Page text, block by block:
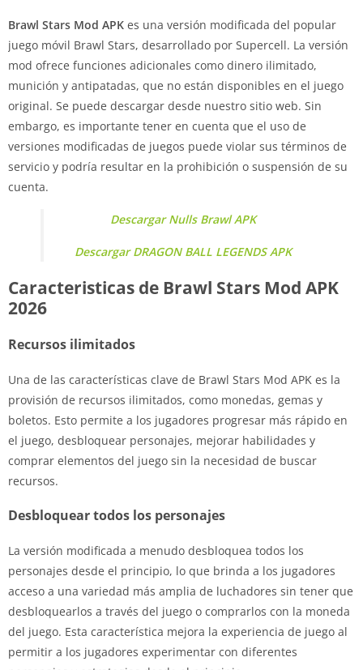
Brawl Stars Mod APK es una versión modificada del popular
juego móvil Brawl Stars, desarrollado por Supercell. La versión
mod ofrece funciones adicionales como dinero ilimitado,
munición y antipatadas, que no están disponibles en el juego
original. Se puede descargar desde nuestro sitio web. Sin
embargo, es importante tener en cuenta que el uso de
versiones modificadas de juegos puede violar sus términos de
servicio y podría resultar en la prohibición o suspensión de su
cuenta.
Descargar Nulls Brawl APK
Descargar DRAGON BALL LEGENDS APK
Caracteristicas de Brawl Stars Mod APK
2026
Recursos ilimitados
Una de las características clave de Brawl Stars Mod APK es la
provisión de recursos ilimitados, como monedas, gemas y
boletos. Esto permite a los jugadores progresar más rápido en
el juego, desbloquear personajes, mejorar habilidades y
comprar elementos del juego sin la necesidad de buscar
recursos.
Desbloquear todos los personajes
La versión modificada a menudo desbloquea todos los
personajes desde el principio, lo que brinda a los jugadores
acceso a una variedad más amplia de luchadores sin tener que
desbloquearlos a través del juego o comprarlos con la moneda
del juego. Esta característica mejora la experiencia de juego al
permitir a los jugadores experimentar con diferentes